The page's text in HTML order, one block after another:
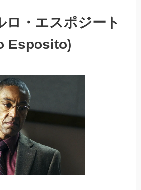
ロ・エスポジート
Esposito)